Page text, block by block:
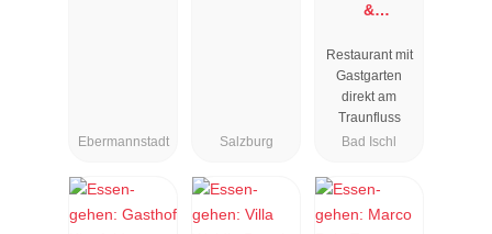
Ebermannstadt Salzburg
&
Zauner
Esplanade
Restaurant mit
Gastgarten
direkt am
Traunfluss
Bad Ischl